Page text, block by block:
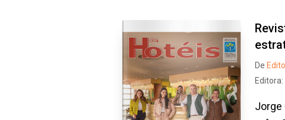
De
Editora:
Jorge